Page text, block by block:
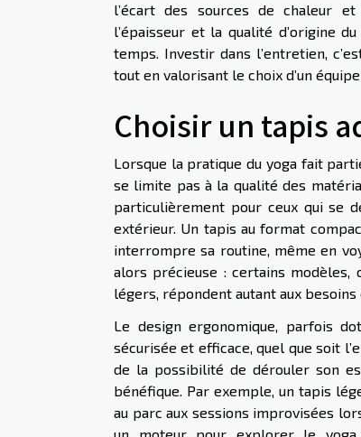
l’écart des sources de chaleur
l’épaisseur et la qualité d’origine
temps. Investir dans l’entretien,
tout en valorisant le choix d’un
Choisir un tapis
Lorsque la pratique du yoga fait
se limite pas à la qualité des
particulièrement pour ceux qui se
extérieur. Un tapis au format
interrompre sa routine, même en
alors précieuse : certains
légers, répondent autant aux besoins
Le design ergonomique, parfois
sécurisée et efficace, quel que soit
de la possibilité de dérouler son
bénéfique. Par exemple, un tapis
au parc aux sessions improvisées